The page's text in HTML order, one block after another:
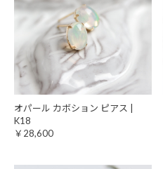
オパール カボション ピアス |
K18
￥28,600